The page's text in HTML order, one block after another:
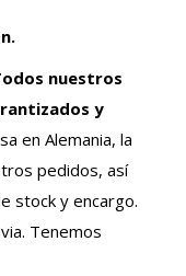
nuestros
y
en Alemania, la
pedidos, así
stock y encargo.
Tenemos